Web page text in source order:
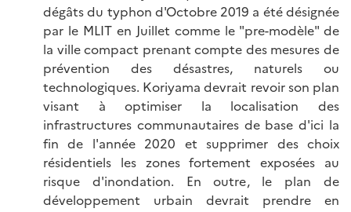
dégâts du typhon d'Octobre 2019 a été désignée
par le MLIT en Juillet comme le "pre-modèle" de
la ville compact prenant compte des mesures de
prévention des désastres, naturels ou
technologiques. Koriyama devrait revoir son plan
visant à optimiser la localisation des
infrastructures communautaires de base d'ici la
fin de l'année 2020 et supprimer des choix
résidentiels les zones fortement exposées au
risque d'inondation. En outre, le plan de
développement urbain devrait prendre en